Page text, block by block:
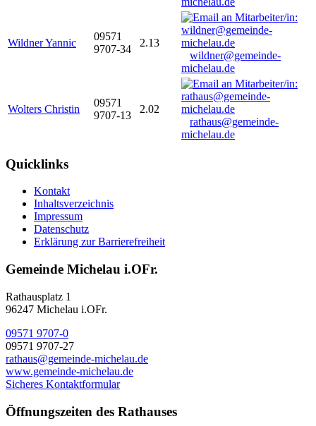
Wildner Yannic
09571
9707-34
2.13
wildner@gemeinde-
michelau.de
Wolters Christin
09571
9707-13
2.02
rathaus@gemeinde-
michelau.de
Quicklinks
Kontakt
Inhaltsverzeichnis
Impressum
Datenschutz
Erklärung zur Barrierefreiheit
Gemeinde Michelau i.OFr.
Rathausplatz 1
96247 Michelau i.OFr.
09571 9707-0
09571 9707-27
rathaus@gemeinde-michelau.de
www.gemeinde-michelau.de
Sicheres Kontaktformular
Öffnungszeiten des Rathauses